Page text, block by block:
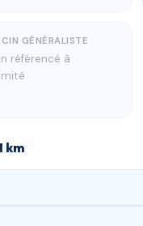
GÉNÉRALISTE
référencé à
km